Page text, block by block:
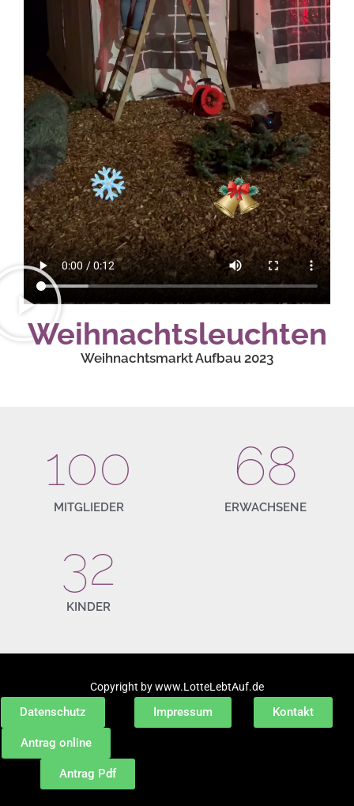
Weihnachtsleuchten
Weihnachtsmarkt Aufbau 2023
MITGLIEDER
100
ERWACHSENE
68
KINDER
32
Copyright by www.LotteLebtAuf.de
Datenschutz Impressum Kontakt
Antrag online
Antrag Pdf